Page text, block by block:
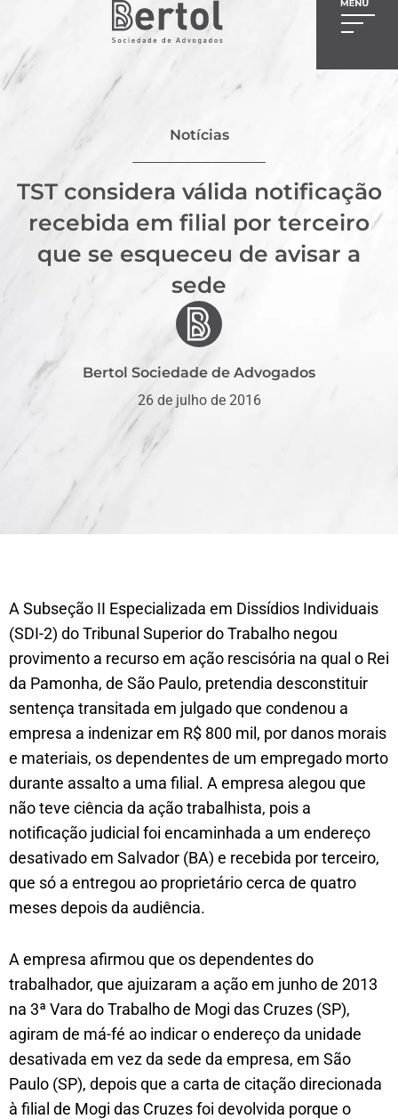
Notícias
TST considera válida notificação
recebida em filial por terceiro
que se esqueceu de avisar a
sede
Bertol Sociedade de Advogados
26 de julho de 2016
A Subseção II Especializada em Dissídios Individuais
(SDI-2) do Tribunal Superior do Trabalho negou
provimento a recurso em ação rescisória na qual o Rei
da Pamonha, de São Paulo, pretendia desconstituir
sentença transitada em julgado que condenou a
empresa a indenizar em R$ 800 mil, por danos morais
e materiais, os dependentes de um empregado morto
durante assalto a uma filial. A empresa alegou que
não teve ciência da ação trabalhista, pois a
notificação judicial foi encaminhada a um endereço
desativado em Salvador (BA) e recebida por terceiro,
que só a entregou ao proprietário cerca de quatro
meses depois da audiência.
A empresa afirmou que os dependentes do
trabalhador, que ajuizaram a ação em junho de 2013
na 3ª Vara do Trabalho de Mogi das Cruzes (SP),
agiram de má-fé ao indicar o endereço da unidade
desativada em vez da sede da empresa, em São
Paulo (SP), depois que a carta de citação direcionada
à filial de Mogi das Cruzes foi devolvida porque o